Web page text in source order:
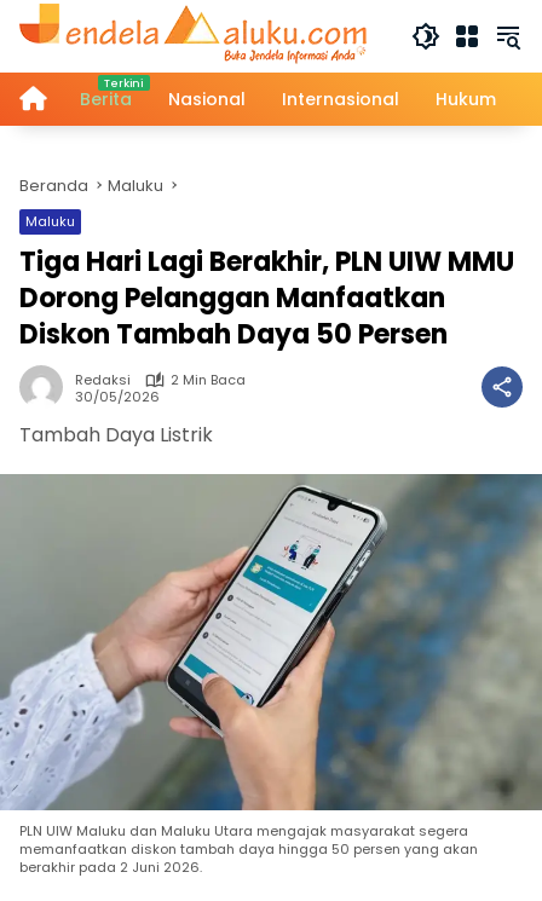
Langsung
HomeBerita Nasional Internasional Hukum
Beranda Maluku
Maluku
Tiga Hari Lagi Berakhir, PLN UIW MMU
Dorong Pelanggan Manfaatkan
Diskon Tambah Daya 50 Persen
Redaksi
2 Min Baca
30/05/2026
Tambah Daya Listrik
PLN UIW Maluku dan Maluku Utara mengajak masyarakat segera
memanfaatkan diskon tambah daya hingga 50 persen yang akan
berakhir pada 2 Juni 2026.